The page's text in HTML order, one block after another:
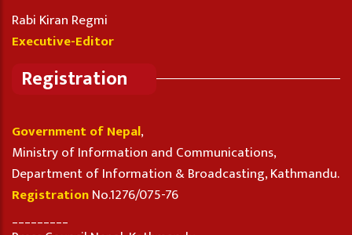
Rabi Kiran Regmi
Executive-Editor
Registration
Government of Nepal,
Ministry of Information and Communications,
Department of Information & Broadcasting, Kathmandu.
RegistrationNo.1276/075-76